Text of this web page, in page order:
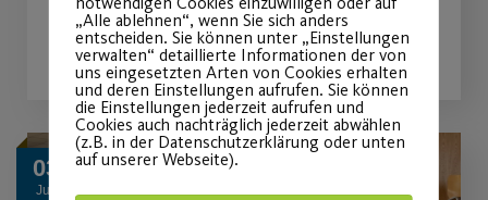
WEITERLESEN
03
Juli
„Alle ablehnen“, wenn Sie sich anders
entscheiden. Sie können unter „Einstellungen
verwalten“ detaillierte Informationen der von
uns eingesetzten Arten von Cookies erhalten
und deren Einstellungen aufrufen. Sie können
die Einstellungen jederzeit aufrufen und
Cookies auch nachträglich jederzeit abwählen
(z.B. in der Datenschutzerklärung oder unten
auf unserer Webseite).